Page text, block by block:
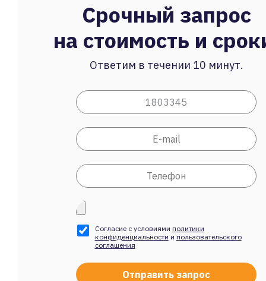
Срочный запрос
на стоимость и
Ответим в течении 10 минут.
Согласие с условиями политики
конфиденциальности и пользовательского
соглашения